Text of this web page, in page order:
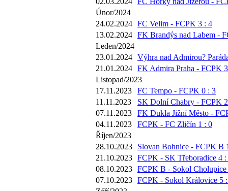
Únor/2024
24.02.2024 FC Velim - FCPK 3 : 4
13.02.2024 FK Brandýs nad Labem -
Leden/2024
23.01.2024 Výhra nad Admirou?
21.01.2024 FK Admira Praha - FCPK
Listopad/2023
17.11.2023
FC Tempo - FCPK 0 : 3
11.11.2023
SK Dolní Chabry - FCPK
07.11.2023
FK Dukla Jižní Město -
04.11.2023
FCPK - FC Zličín 1 : 0
Říjen/2023
28.10.2023
Slovan Bohnice - FCPK B
21.10.2023 FCPK - SK Třeboradice 4 :
08.10.2023 FCPK B - Sokol Cholupice
07.10.2023 FCPK - Sokol Královice 5